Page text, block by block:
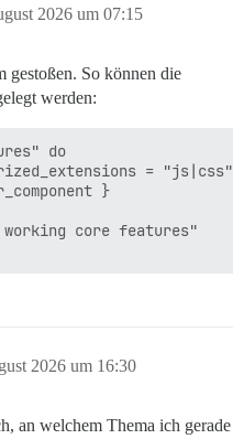
2026 um 07:15
gestoßen. So können die
werden:
do
= "js|css"
}
core features"
2026 um 16:30
an welchem Thema ich gerade